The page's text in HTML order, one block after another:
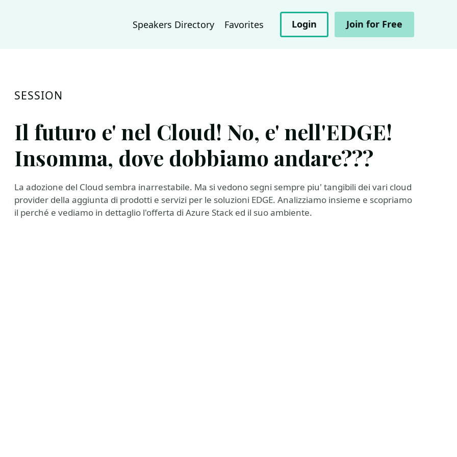
Speakers Directory Favorites Login Join for Free
SESSION
Il futuro e' nel Cloud! No, e' nell'EDGE!
Insomma, dove dobbiamo andare???
La adozione del Cloud sembra inarrestabile. Ma si vedono segni sempre piu' tangibili dei vari cloud
provider della aggiunta di prodotti e servizi per le soluzioni EDGE. Analizziamo insieme e scopriamo
il perché e vediamo in dettaglio l'offerta di Azure Stack ed il suo ambiente.